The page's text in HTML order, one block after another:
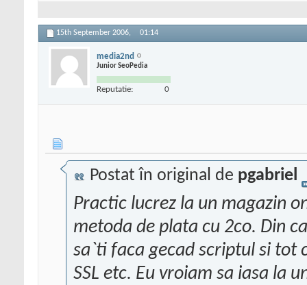
15th September 2006, 01:14
media2nd
Junior SeoPedia
Reputatie: 0
Postat în original de pgabriel
Practic lucrez la un magazin
metoda de plata cu 2co. Din
sa`ti faca gecad scriptul si tot
SSL etc. Eu vroiam sa iasa la